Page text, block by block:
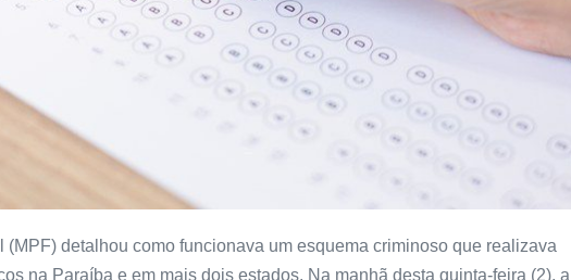
detalhou como funcionava um esquema criminoso que realizava
na Paraíba e em mais dois estados. Na manhã desta quinta-feira (2), a